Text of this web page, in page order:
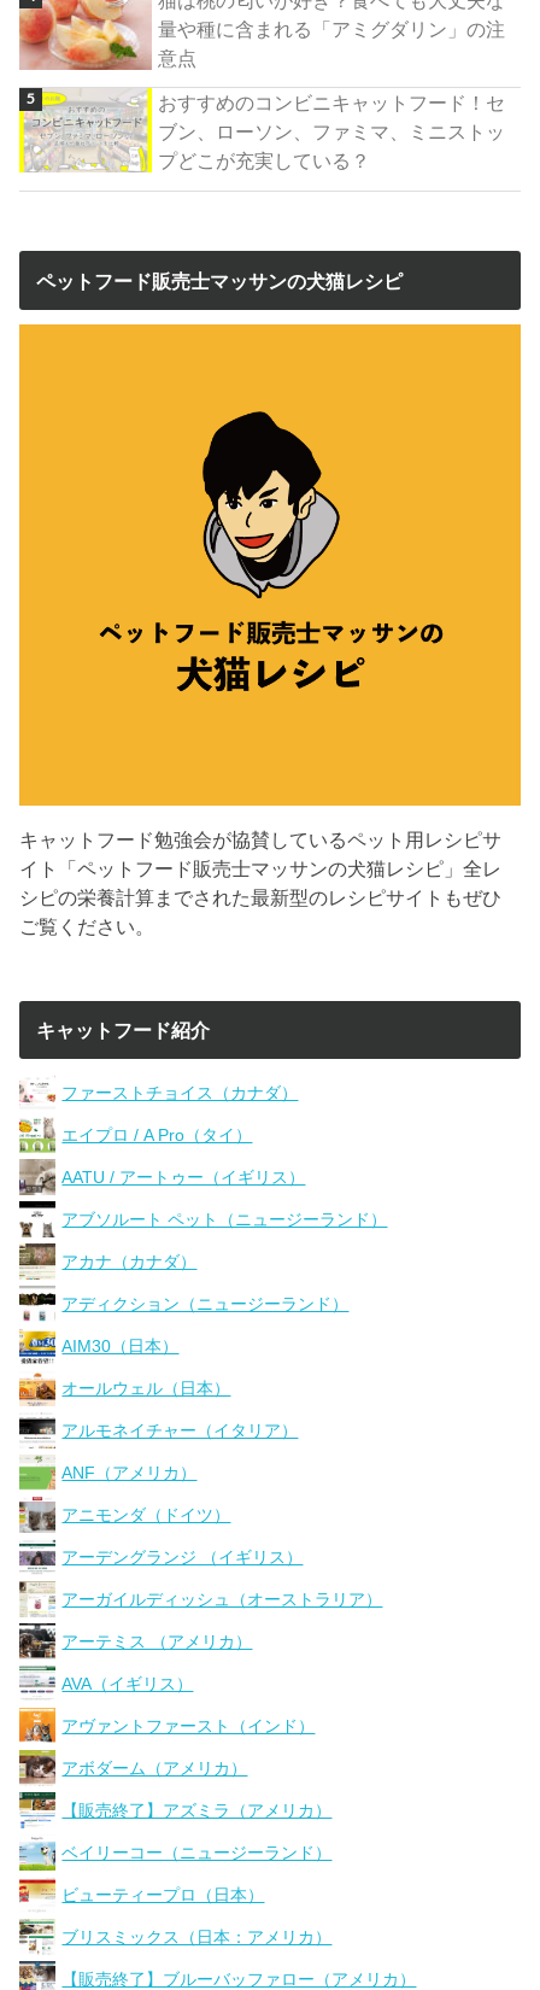
量や種に含まれる「アミグダリン」の注
意点
おすすめのコンビニキャットフード！セ
ブン、ローソン、ファミマ、ミニストッ
プどこが充実している？
ペットフード販売士マッサンの犬猫レシピ
キャットフード勉強会が協賛しているペット用レシピサ
イト「ペットフード販売士マッサンの犬猫レシピ」全レ
シピの栄養計算までされた最新型のレシピサイトもぜひ
ご覧ください。
キャットフード紹介
ファーストチョイス（カナダ）
エイプロ / A Pro（タイ）
AATU / アートゥー（イギリス）
アブソルート ペット（ニュージーランド）
アカナ（カナダ）
アディクション（ニュージーランド）
AIM30（日本）
オールウェル（日本）
アルモネイチャー（イタリア）
ANF（アメリカ）
アニモンダ（ドイツ）
アーデングランジ （イギリス）
アーガイルディッシュ（オーストラリア）
アーテミス （アメリカ）
AVA（イギリス）
アヴァントファースト（インド）
アボダーム（アメリカ）
【販売終了】アズミラ（アメリカ）
ベイリーコー（ニュージーランド）
ビューティープロ（日本）
ブリスミックス（日本：アメリカ）
【販売終了】ブルーバッファロー（アメリカ）